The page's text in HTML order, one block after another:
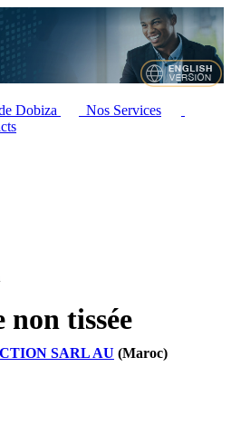
Dobiza
Nos Services
non tissée
SARL AU (Maroc)